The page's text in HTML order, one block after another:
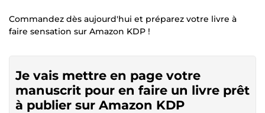
Commandez dès aujourd'hui et préparez votre livre à
faire sensation sur Amazon KDP !
Je vais mettre en page votre
manuscrit pour en faire un livre prêt
à publier sur Amazon KDP